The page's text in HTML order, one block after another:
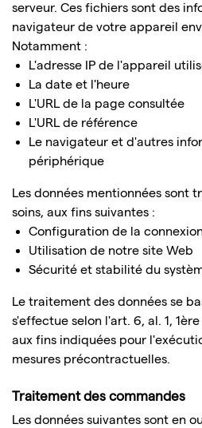
serveur. Ces fichiers sont des
navigateur de votre appareil
Notamment :
L'adresse IP de l'appareil
La date et l'heure
L'URL de la page consultée
L'URL de référence
Le navigateur et d'autres
périphérique
Les données mentionnées sont
soins, aux fins suivantes :
Configuration de la
Utilisation de notre site Web
Sécurité et stabilité du
Le traitement des données se
s'effectue selon l'art. 6, al. 1,
aux fins indiquées pour
mesures précontractuelles.
Traitement des commandes
Les données suivantes sont en